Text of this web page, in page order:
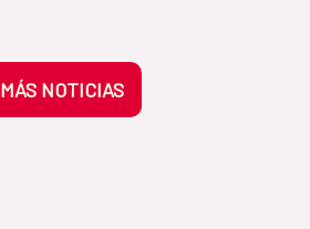
MÁS NOTICIAS